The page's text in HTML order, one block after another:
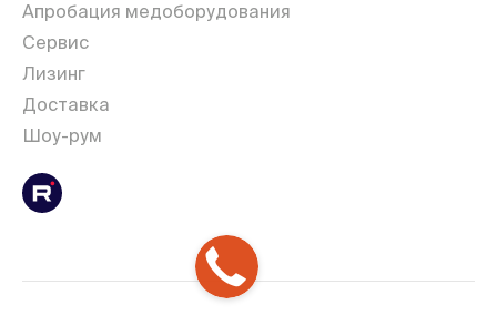
Апробация медоборудования
Сервис
Лизинг
Доставка
Шоу-рум